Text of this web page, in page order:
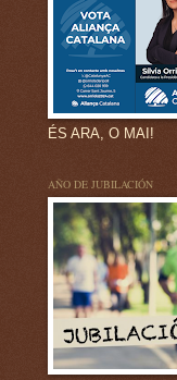
ÉS ARA, O MAI!
AÑO DE JUBILACIÓN